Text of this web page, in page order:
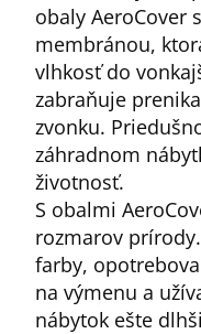
obaly AeroCover
membránou,
vlhkosť do
zabraňuje
zvonku.
záhradnom
životnosť.
S obalmi
rozmarov
farby,
na výmenu a
nábytok ešte